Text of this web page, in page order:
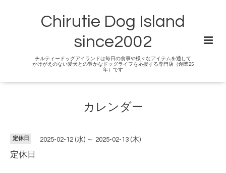
Chirutie Dog Island
since2002
チルティードッグアイランドは毎日の食事や様々なアイテムを通して
かけがえのない愛犬との豊かなドッグライフを応援する専門店（創業25
年）です
カレンダー
定休日 2025-02-12 (水) ～ 2025-02-13 (木)
定休日